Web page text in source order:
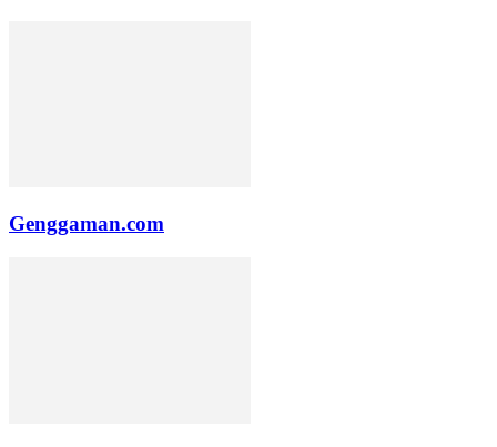
Genggaman.com